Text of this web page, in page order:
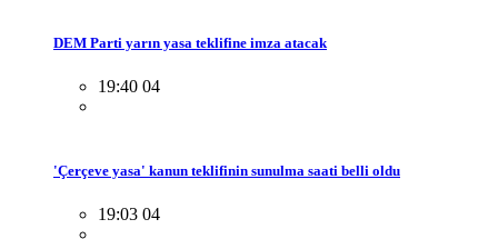
DEM Parti yarın yasa teklifine imza atacak
19:40 04
'Çerçeve yasa' kanun teklifinin sunulma saati belli oldu
19:03 04